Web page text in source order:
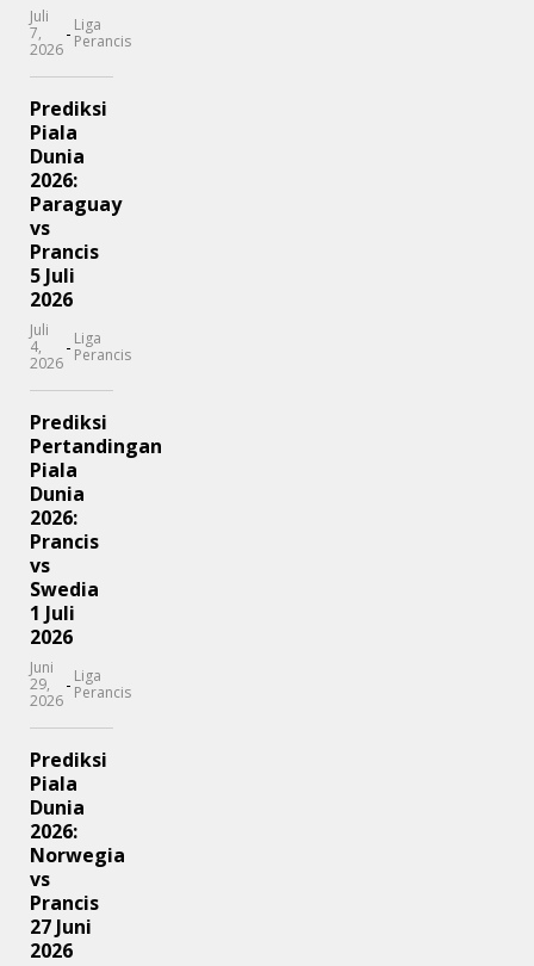
Juli
7,
2026
- Liga
Perancis
Prediksi
Piala
Dunia
2026:
Paraguay
vs
Prancis
5 Juli
2026
Juli
4,
2026
- Liga
Perancis
Prediksi
Pertandingan
Piala
Dunia
2026:
Prancis
vs
Swedia
1 Juli
2026
Juni
29,
2026
- Liga
Perancis
Prediksi
Piala
Dunia
2026:
Norwegia
vs
Prancis
27 Juni
2026